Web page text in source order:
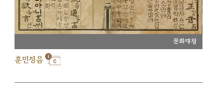
문화재청
훈민정음